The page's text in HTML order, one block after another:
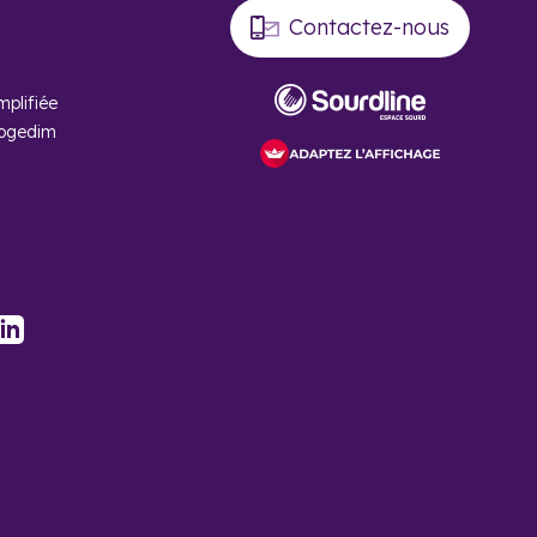
avec
d’offres. De
Contactez-nous
LinkedIn